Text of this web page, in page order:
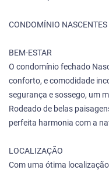
CONDOMÍNIO NASCENTES
BEM-ESTAR
O condomínio fechado
conforto, e comodidade
segurança e sossego, um
Rodeado de belas
perfeita harmonia com a
LOCALIZAÇÃO
Com uma ótima